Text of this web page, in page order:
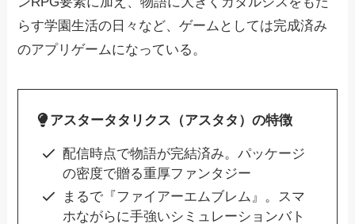
らす学園生活の日々など、ゲームとしては完成済み
のアプリゲームになっている。
アスタータタリクス（アスタタ）の特徴
配信時点で物語が完結済み。パッケージ
の密度で贈る重厚ファンタジー
まるで『ファイアーエムブレム』。スマ
ホながらに手強いシミュレーションバト